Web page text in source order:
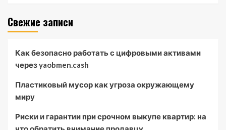
Свежие записи
Как безопасно работать с цифровыми активами
через yaobmen.cash
Пластиковый мусор как угроза окружающему
миру
Риски и гарантии при срочном выкупе квартир: на